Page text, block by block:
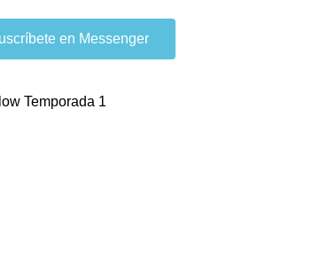
en Messenger
Temporada 1